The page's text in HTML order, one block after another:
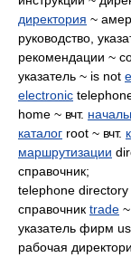
директория ~
руководство,
рекомендации ~
указатель ~ is not
electronic
home ~ вчт.
каталог root ~ вчт.
маршрутизации
справочник;
telephone
справочник trade ~
указатель фирм
рабочая